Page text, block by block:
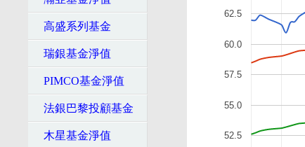
高盛系列基金
瑞銀基金淨值
PIMCO基金淨值
法銀巴黎投顧基金
木星基金淨值 52.5
55.0
57.5
60.0
62.5